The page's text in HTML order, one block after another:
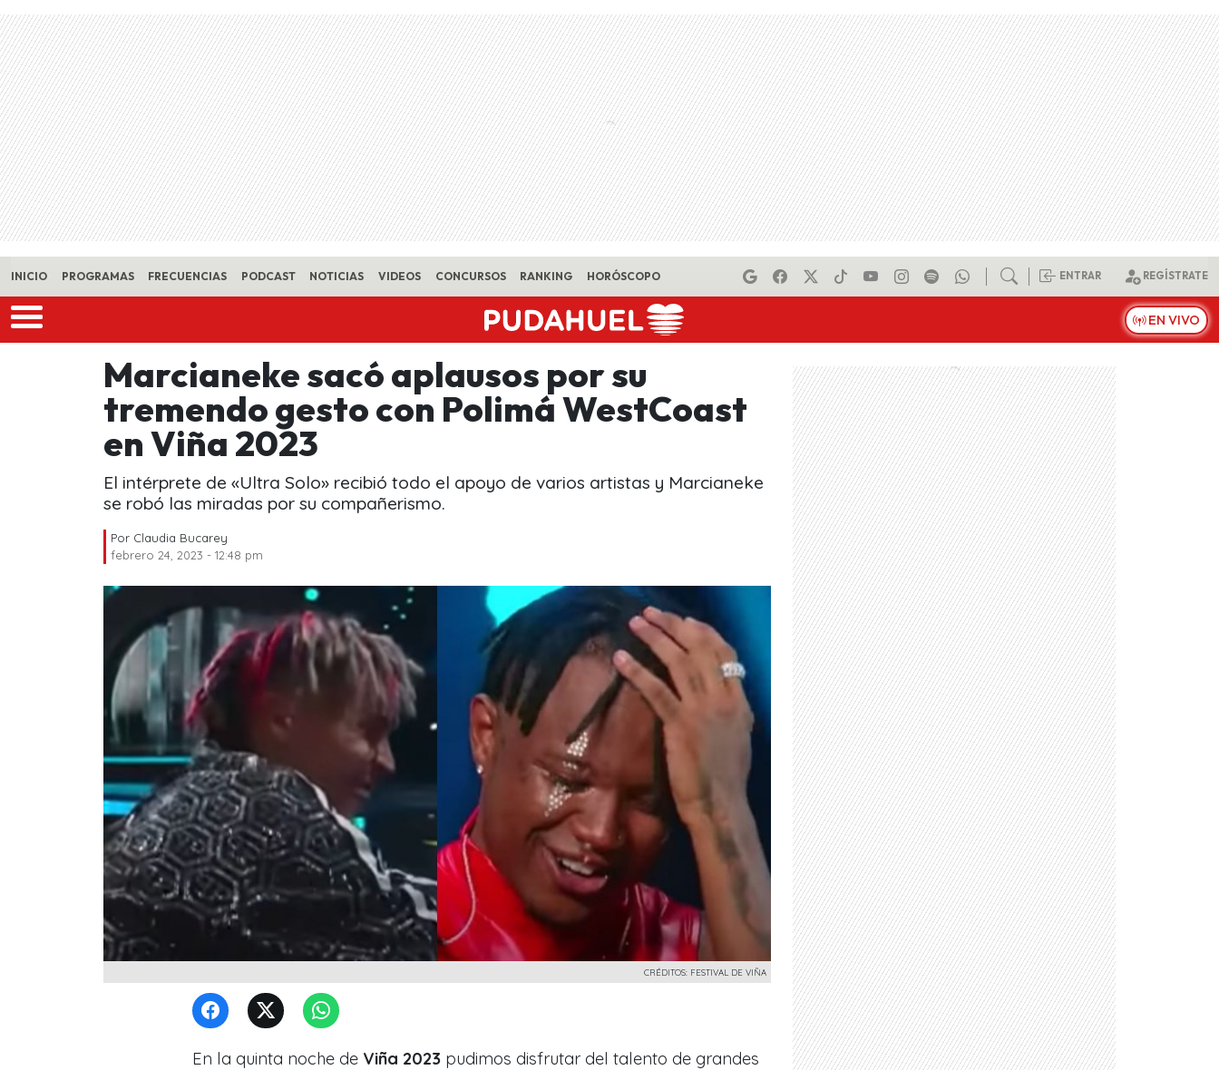
Skip to main content
INICIO PROGRAMAS FRECUENCIAS PODCAST NOTICIAS VIDEOS CONCURSOS RANKING HORÓSCOPO ENTRAR REGÍSTRATE
EN VIVO
Marcianeke sacó aplausos por su
tremendo gesto con Polimá WestCoast
en Viña 2023
El intérprete de «Ultra Solo» recibió todo el apoyo de varios artistas y Marcianeke
se robó las miradas por su compañerismo.
Por Claudia Bucarey
febrero 24, 2023 - 12:48 pm
CRÉDITOS: FESTIVAL DE VIÑA
En la quinta noche de Viña 2023 pudimos disfrutar del talento de grandes